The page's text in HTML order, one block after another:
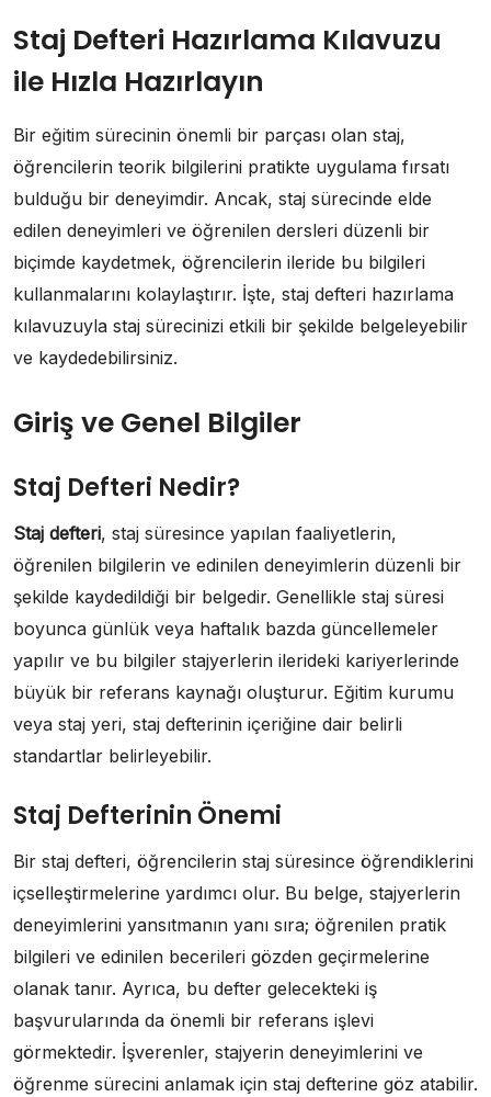
Staj Defteri Hazırlama Kılavuzu
ile Hızla Hazırlayın
Bir eğitim sürecinin önemli bir parçası olan staj,
öğrencilerin teorik bilgilerini pratikte uygulama fırsatı
bulduğu bir deneyimdir. Ancak, staj sürecinde elde
edilen deneyimleri ve öğrenilen dersleri düzenli bir
biçimde kaydetmek, öğrencilerin ileride bu bilgileri
kullanmalarını kolaylaştırır. İşte, staj defteri hazırlama
kılavuzuyla staj sürecinizi etkili bir şekilde belgeleyebilir
ve kaydedebilirsiniz.
Giriş ve Genel Bilgiler
Staj Defteri Nedir?
Staj defteri, staj süresince yapılan faaliyetlerin,
öğrenilen bilgilerin ve edinilen deneyimlerin düzenli bir
şekilde kaydedildiği bir belgedir. Genellikle staj süresi
boyunca günlük veya haftalık bazda güncellemeler
yapılır ve bu bilgiler stajyerlerin ilerideki kariyerlerinde
büyük bir referans kaynağı oluşturur. Eğitim kurumu
veya staj yeri, staj defterinin içeriğine dair belirli
standartlar belirleyebilir.
Staj Defterinin Önemi
Bir staj defteri, öğrencilerin staj süresince öğrendiklerini
içselleştirmelerine yardımcı olur. Bu belge, stajyerlerin
deneyimlerini yansıtmanın yanı sıra; öğrenilen pratik
bilgileri ve edinilen becerileri gözden geçirmelerine
olanak tanır. Ayrıca, bu defter gelecekteki iş
başvurularında da önemli bir referans işlevi
görmektedir. İşverenler, stajyerin deneyimlerini ve
öğrenme sürecini anlamak için staj defterine göz atabilir.